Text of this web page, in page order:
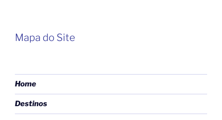
Mapa do Site
Home
Destinos